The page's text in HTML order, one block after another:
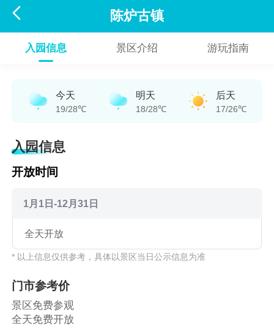
 陈炉古镇
入园信息 景区介绍 游玩指南
今天
19/28℃
明天
18/28℃
后天
17/26℃
入园信息
开放时间
1月1日-12月31日
全天开放
* 以上信息仅供参考，具体以景区当日公示信息为准
门市参考价
景区免费参观
全天免费开放